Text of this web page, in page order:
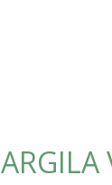
ARGILA